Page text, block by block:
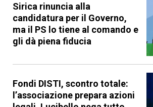
Sirica rinuncia alla
candidatura per il Governo,
ma il PS lo tiene al comando e
gli dà piena fiducia
Fondi DISTI, scontro totale:
l’associazione prepara azioni